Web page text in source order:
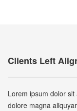
Clients Left
Lorem ipsum dolor
dolore magna